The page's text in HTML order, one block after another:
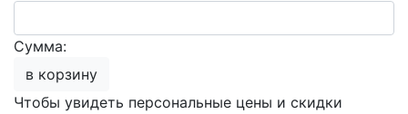
Сумма:
в корзину
Чтобы увидеть персональные цены и скидки